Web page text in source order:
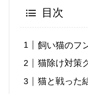
目次
飼い猫のフ
猫除け対策
猫と戦った